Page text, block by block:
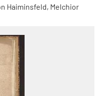
Haiminsfeld, Melchior